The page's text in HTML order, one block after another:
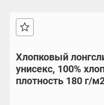
Orafol
Рулонные материалы
Хлопковый
унисекс, 100%
плотность 180 г/